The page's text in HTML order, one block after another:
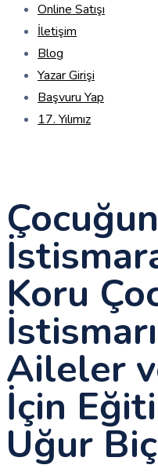
Online Satışı
İletişim
Blog
Yazar Girişi
Başvuru Yap
17. Yılımız
Koru
Aileler
İçin
Uğur